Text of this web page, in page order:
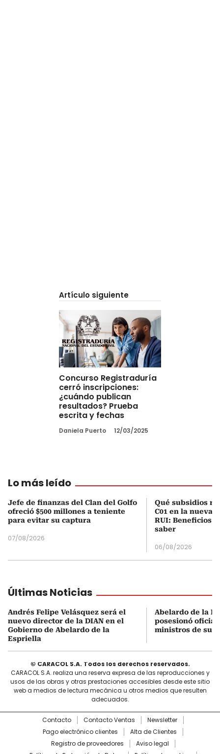
Artículo siguiente
Concurso Registraduría
cerró inscripciones:
¿cuándo publican
resultados? Prueba
escrita y fechas
Daniela Puerto 12/03/2025
Lo más leído
Jefe de finanzas del Clan del Golfo
ofreció $500 millones a teniente
para evitar su captura
07/08/2026
Qué subsidios
C01 en la nueva
RUI: Beneficios
saber
06/08/2026
Últimas Noticias
Andrés Felipe Velásquez será el
nuevo director de la DIAN en el
Gobierno de Abelardo de la
Espriella
Abelardo de la
posesionó
ministros de su
© CARACOL S.A. Todos los derechos reservados.
CARACOL S.A. realiza una reserva expresa de las reproducciones y
usos de las obras y otras prestaciones accesibles desde este sitio
web a medios de lectura mecánica u otros medios que resulten
adecuados.
Contacto Contacto Ventas
Newsletter
Pago electrónico clientes
Alta de Clientes
Registro de proveedores
Aviso legal